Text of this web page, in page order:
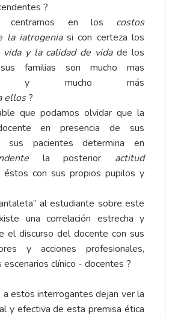
?
centrarnos en los costos
la iatrogeniasi con certeza los
vida y la calidad de vidade los
familias son mucho mas
y mucho más
ellos?
que podamos olvidar que la
en presencia de sus
sus pacientes determina en
la posterior actitud
éstos con sus propios pupilos y
al estudiante sobre este
una correlación estrecha y
el discurso del docente con sus
y acciones profesionales,
clínico - docentes ?
estos interrogantes dejan ver la
y efectiva de esta premisa ética